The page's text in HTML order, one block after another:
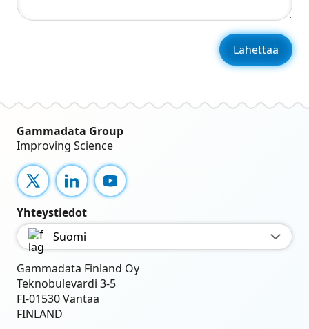
Gammadata Group
Improving Science
X LinkedInYouTube
Yhteystiedot
Suomi
Gammadata Finland Oy
Teknobulevardi 3-5
FI-01530 Vantaa
FINLAND